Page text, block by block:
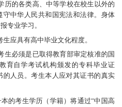
历的各类高、中等学校在校生以外的
守中华人民共和国宪法和法律。身体
专业学习。
应具有高中毕业文化程度。
生必须是已取得教育部审定核准的国
育自学考试机构颁发的专科毕业证
人员。考生本人应对其证书的真实
的考生学历（学籍）将通过“中国高